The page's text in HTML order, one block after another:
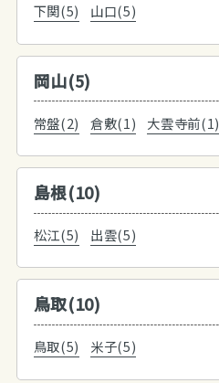
下関(5) 山口(5)
岡山(5)
常盤(2) 倉敷(1) 大雲寺前(1)
島根(10)
松江(5) 出雲(5)
鳥取(10)
鳥取(5) 米子(5)